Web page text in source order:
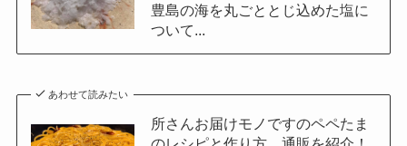
豊島の海を丸ごととじ込めた塩に
ついて...
あわせて読みたい
所さんお届けモノですのペペたま